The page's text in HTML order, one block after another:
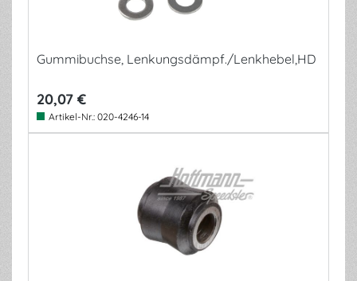
Gummibuchse, Lenkungsdämpf./Lenkhebel,HD
20,07 €
Artikel-Nr.: 020-4246-14